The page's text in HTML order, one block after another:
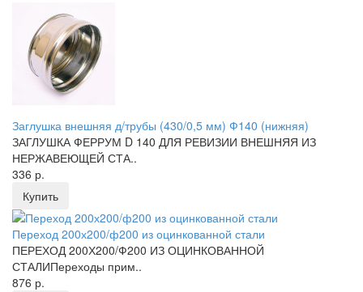
Заглушка внешняя д/трубы (430/0,5 мм) Ф140 (нижняя)
ЗАГЛУШКА ФЕРРУМ D 140 ДЛЯ РЕВИЗИИ ВНЕШНЯЯ ИЗ
НЕРЖАВЕЮЩЕЙ СТА..
336 р.
Купить
Переход 200х200/ф200 из оцинкованной стали
ПЕРЕХОД 200Х200/Ф200 ИЗ ОЦИНКОВАННОЙ
СТАЛИПереходы прим..
876 р.